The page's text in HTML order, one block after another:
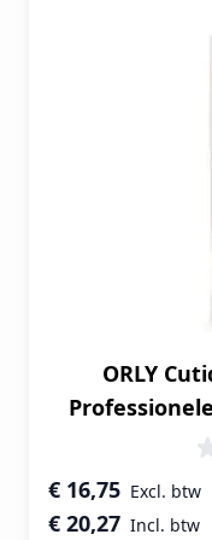
ORLY
Speciale prijs
€ 20,27
€ 16,75